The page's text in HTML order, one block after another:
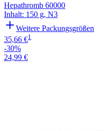
Hepathromb 60000
Inhalt: 150 g, N3
Weitere Packungsgrößen
35,66 €1
-30%
24,99 €